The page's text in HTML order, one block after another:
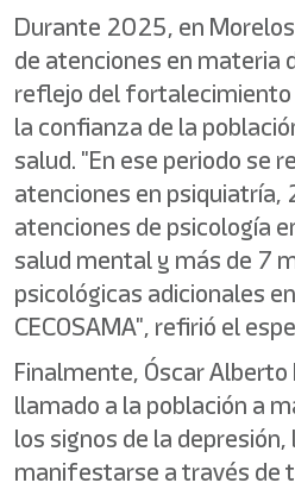
Durante 2025, en
de atenciones en materia
reflejo del fortalecimiento
la confianza de la
salud. "En ese periodo se
atenciones en psiquiatría,
atenciones de psicología
salud mental y más de 7
psicológicas adicionales
CECOSAMA", refirió el
Finalmente, Óscar
llamado a la población a
los signos de la
manifestarse a través de